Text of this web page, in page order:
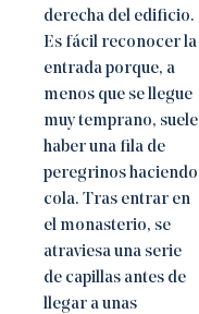
derecha del edificio.
Es fácil reconocer la
entrada porque, a
menos que se llegue
muy temprano, suele
haber una fila de
peregrinos haciendo
cola. Tras entrar en
el monasterio, se
atraviesa una serie
de capillas antes de
llegar a unas